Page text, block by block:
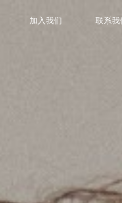
加入我们 联系我